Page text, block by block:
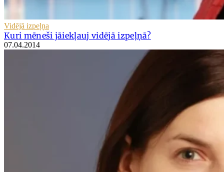
Vidējā izpeļņa
Kuri mēneši jāiekļauj vidējā izpeļņā?
07.04.2014